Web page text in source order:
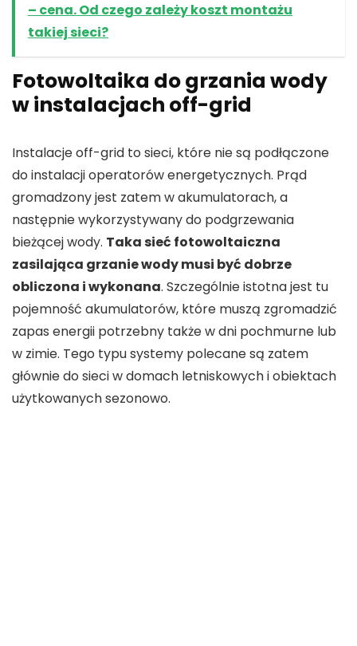
– cena. Od czego zależy koszt montażu
takiej sieci?
Fotowoltaika do grzania wody
w instalacjach off-grid
Instalacje off-grid to sieci, które nie są podłączone
do instalacji operatorów energetycznych. Prąd
gromadzony jest zatem w akumulatorach, a
następnie wykorzystywany do podgrzewania
bieżącej wody. Taka sieć fotowoltaiczna
zasilająca grzanie wody musi być dobrze
obliczona i wykonana. Szczególnie istotna jest tu
pojemność akumulatorów, które muszą zgromadzić
zapas energii potrzebny także w dni pochmurne lub
w zimie. Tego typu systemy polecane są zatem
głównie do sieci w domach letniskowych i obiektach
użytkowanych sezonowo.